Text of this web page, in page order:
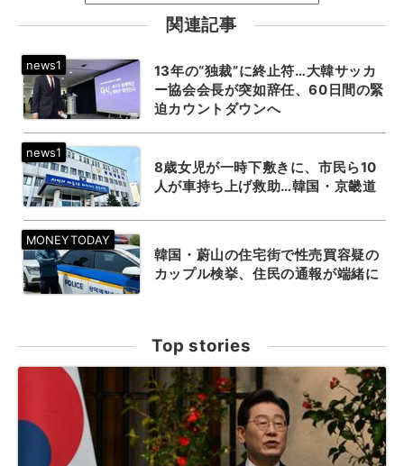
関連記事
13年の“独裁”に終止符…大韓サッカ
ー協会会長が突如辞任、60日間の緊
迫カウントダウンへ
8歳女児が一時下敷きに、市民ら10
人が車持ち上げ救助…韓国・京畿道
韓国・蔚山の住宅街で性売買容疑の
カップル検挙、住民の通報が端緒に
Top stories